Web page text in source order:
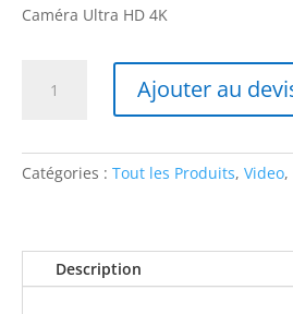
Caméra Ultra HD 4K
HC-
Ajouter au
Catégories : Tout les Produits, Video,
Description